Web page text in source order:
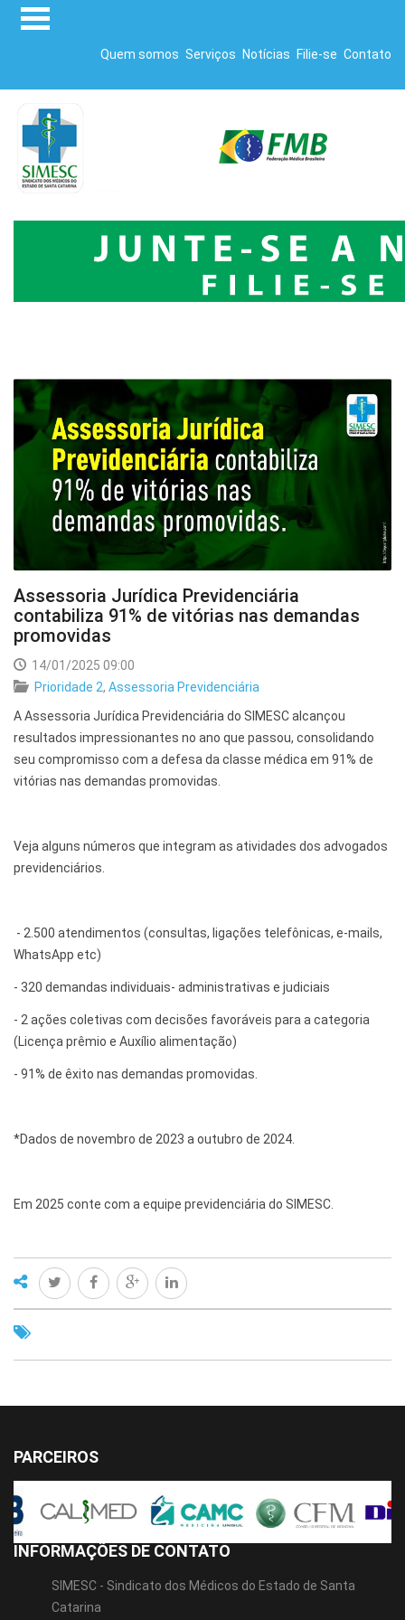
Quem somos Serviços Notícias Filie-se Contato
Assessoria Jurídica Previdenciária
contabiliza 91% de vitórias nas demandas
promovidas
14/01/2025 09:00
Prioridade 2, Assessoria Previdenciária
A Assessoria Jurídica Previdenciária do SIMESC alcançou
resultados impressionantes no ano que passou, consolidando
seu compromisso com a defesa da classe médica em 91% de
vitórias nas demandas promovidas.
Veja alguns números que integram as atividades dos advogados
previdenciários.
- 2.500 atendimentos (consultas, ligações telefônicas, e-mails,
WhatsApp etc)
- 320 demandas individuais- administrativas e judiciais
- 2 ações coletivas com decisões favoráveis para a categoria
(Licença prêmio e Auxílio alimentação)
- 91% de êxito nas demandas promovidas.
*Dados de novembro de 2023 a outubro de 2024.
Em 2025 conte com a equipe previdenciária do SIMESC.
PARCEIROS
INFORMAÇÕES DE CONTATO
SIMESC - Sindicato dos Médicos do Estado de Santa
Catarina